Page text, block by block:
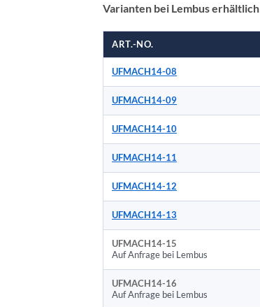
Varianten bei Lembus erhältlich
ART.-NO.
UFMACH14-08
UFMACH14-09
UFMACH14-10
UFMACH14-11
UFMACH14-12
UFMACH14-13
UFMACH14-15
Auf Anfrage bei Lembus
UFMACH14-16
Auf Anfrage bei Lembus